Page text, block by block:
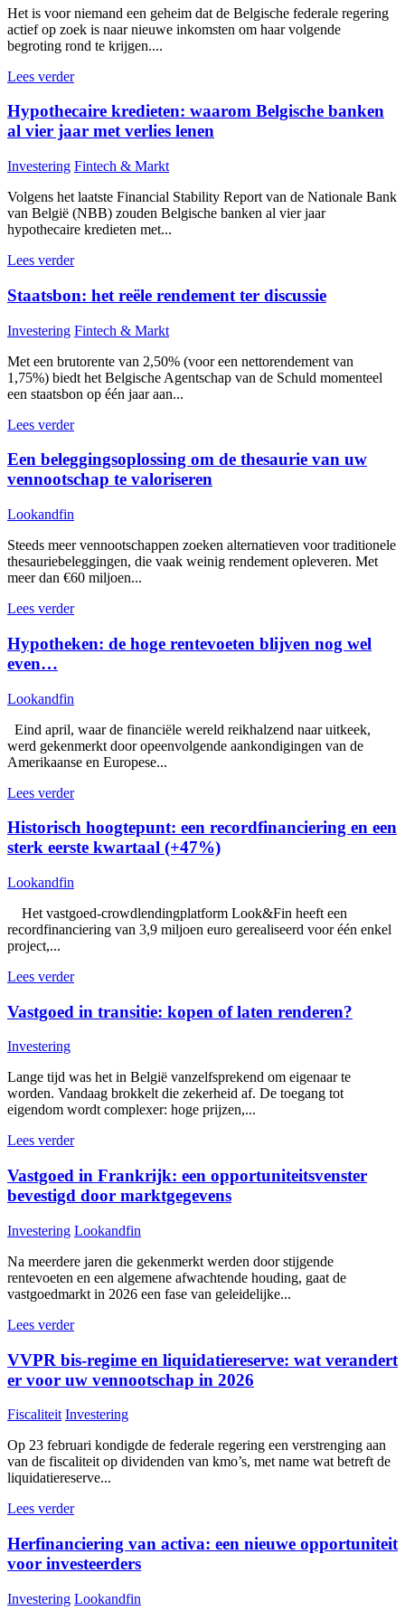
Het is voor niemand een geheim dat de Belgische federale regering
actief op zoek is naar nieuwe inkomsten om haar volgende
begroting rond te krijgen....
Lees verder
Hypothecaire kredieten: waarom Belgische banken
al vier jaar met verlies lenen
Investering Fintech & Markt
Volgens het laatste Financial Stability Report van de Nationale Bank
van België (NBB) zouden Belgische banken al vier jaar
hypothecaire kredieten met...
Lees verder
Staatsbon: het reële rendement ter discussie
Investering Fintech & Markt
Met een brutorente van 2,50% (voor een nettorendement van
1,75%) biedt het Belgische Agentschap van de Schuld momenteel
een staatsbon op één jaar aan...
Lees verder
Een beleggingsoplossing om de thesaurie van uw
vennootschap te valoriseren
Lookandfin
Steeds meer vennootschappen zoeken alternatieven voor traditionele
thesauriebeleggingen, die vaak weinig rendement opleveren. Met
meer dan €60 miljoen...
Lees verder
Hypotheken: de hoge rentevoeten blijven nog wel
even…
Lookandfin
Eind april, waar de financiële wereld reikhalzend naar uitkeek,
werd gekenmerkt door opeenvolgende aankondigingen van de
Amerikaanse en Europese...
Lees verder
Historisch hoogtepunt: een recordfinanciering en een
sterk eerste kwartaal (+47%)
Lookandfin
Het vastgoed-crowdlendingplatform Look&Fin heeft een
recordfinanciering van 3,9 miljoen euro gerealiseerd voor één enkel
project,...
Lees verder
Vastgoed in transitie: kopen of laten renderen?
Investering
Lange tijd was het in België vanzelfsprekend om eigenaar te
worden. Vandaag brokkelt die zekerheid af. De toegang tot
eigendom wordt complexer: hoge prijzen,...
Lees verder
Vastgoed in Frankrijk: een opportuniteitsvenster
bevestigd door marktgegevens
Investering Lookandfin
Na meerdere jaren die gekenmerkt werden door stijgende
rentevoeten en een algemene afwachtende houding, gaat de
vastgoedmarkt in 2026 een fase van geleidelijke...
Lees verder
VVPR bis-regime en liquidatiereserve: wat verandert
er voor uw vennootschap in 2026
Fiscaliteit Investering
Op 23 februari kondigde de federale regering een verstrenging aan
van de fiscaliteit op dividenden van kmo’s, met name wat betreft de
liquidatiereserve...
Lees verder
Herfinanciering van activa: een nieuwe opportuniteit
voor investeerders
Investering Lookandfin